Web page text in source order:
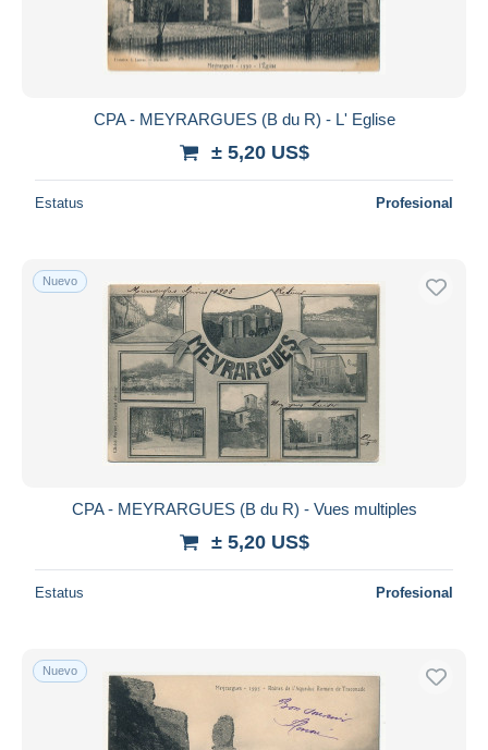
CPA - MEYRARGUES (B du R) - L' Eglise
± 5,20 US$
Estatus Profesional
Nuevo
CPA - MEYRARGUES (B du R) - Vues multiples
± 5,20 US$
Estatus Profesional
Nuevo